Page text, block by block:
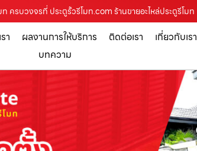
ครบวงจรที่ ประตูรั้วรีโมท.com ร้านขายอะไหล่ประตูรีโมท
า ผลงานการให้บริการ ติดต่อเรา
เกี่ยวกับเรา
บทความ